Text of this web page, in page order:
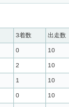
3着数 出走数
0 10
2 10
1 10
0 10